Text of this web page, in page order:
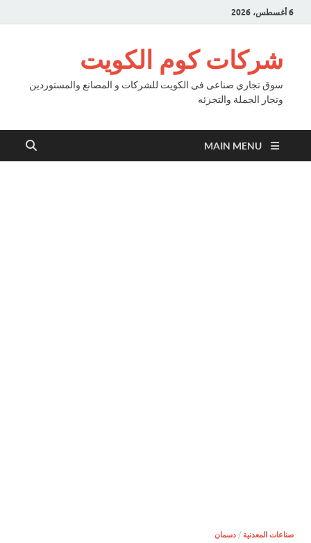
6 أغسطس، 2026
شركات كوم الكويت
سوق تجاري صناعى فى الكويت للشركات و المصانع والمستوردين
وتجار الجملة والتجزئه
MAIN MENU
صناعات المعدنية / دسمان